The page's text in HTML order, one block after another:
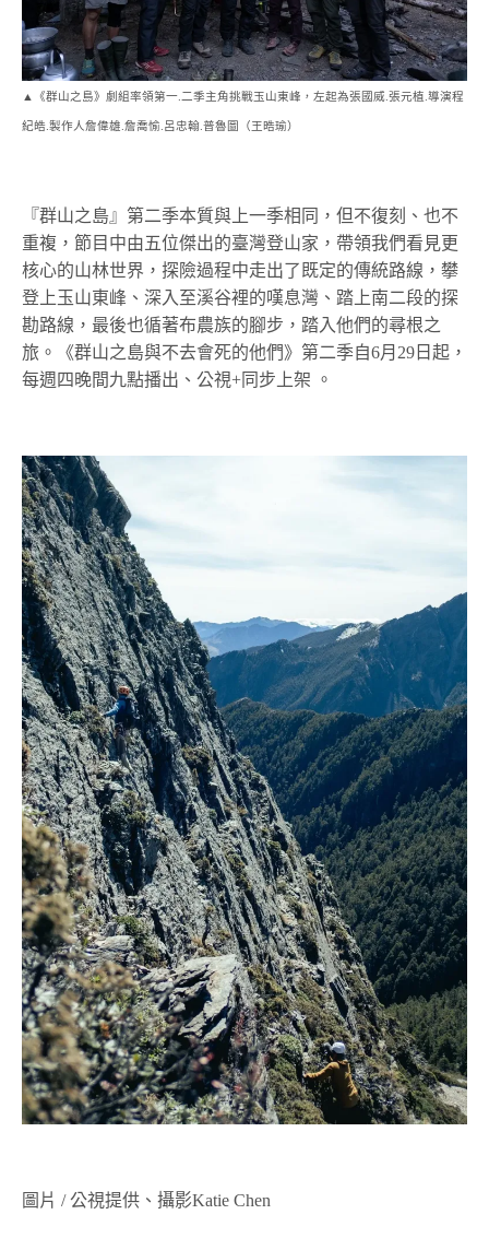
▲《群山之島》劇組率領第一.二季主角挑戰玉山東峰，左起為張國威.張元植.導演程
紀皓.製作人詹偉雄.詹喬愉.呂忠翰.普魯圖（王晧瑜）
『群山之島』第二季本質與上一季相同，但不復刻、也不
重複，節目中由五位傑出的臺灣登山家，帶領我們看見更
核心的山林世界，探險過程中走出了既定的傳統路線，攀
登上玉山東峰、深入至溪谷裡的嘆息灣、踏上南二段的探
勘路線，最後也循著布農族的腳步，踏入他們的尋根之
旅。《群山之島與不去會死的他們》第二季自6月29日起，
每週四晚間九點播出、公視+同步上架 。
圖片 / 公視提供、攝影Katie Chen